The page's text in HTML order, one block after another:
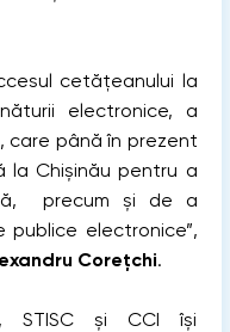
cetățeanului la
electronice, a
care până în prezent
la Chișinău pentru a
precum și de a
publice electronice”,
Corețchi.
STISC și CCI își